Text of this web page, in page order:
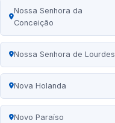
Nossa Senhora da
Conceição
Nossa Senhora de Lourdes
Nova Holanda
Novo Paraíso